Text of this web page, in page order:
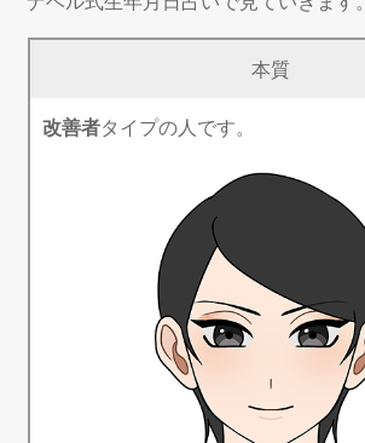
本質
改善者タイプの人です。